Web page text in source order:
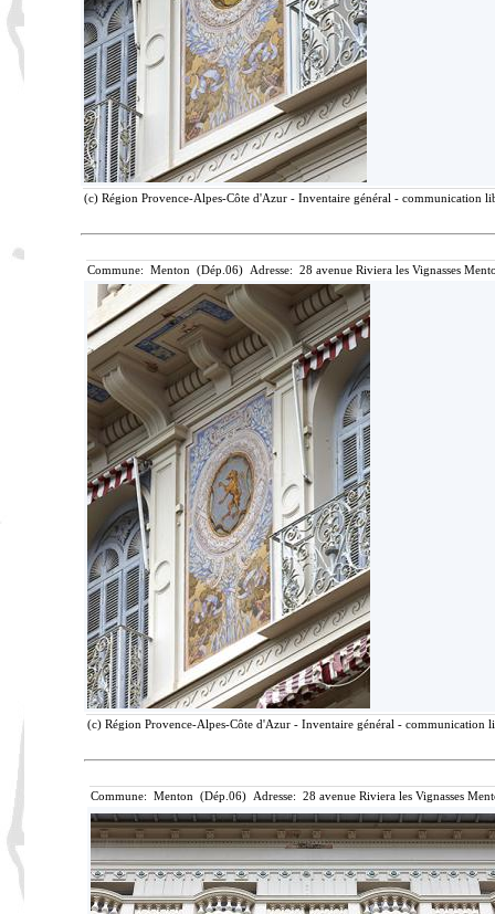
(c) Région Provence-Alpes-Côte d'Azur - Inventaire général - communication
Commune: Menton (Dép.06) Adresse: 28 avenue Riviera les Vignasses
(c) Région Provence-Alpes-Côte d'Azur - Inventaire général - communication
Commune: Menton (Dép.06) Adresse: 28 avenue Riviera les Vignasses